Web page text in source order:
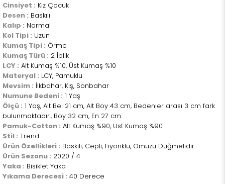
Cinsiyet : Kız Çocuk
Desen : Baskılı
Kalıp : Normal
Kol Tipi : Uzun
Kumaş Tipi : Örme
Kumaş Türü : 2 İplik
LCY : Alt Kumaş %10, Üst Kumaş %10
Materyal : LCY, Pamuklu
Mevsim : İlkbahar, Kış, Sonbahar
Numune Bedeni : 1 Yaş
Ölçü : 1 Yaş, Alt Bel 21 cm, Alt Boy 43 cm, Bedenler arası 3 cm fark
bulunmaktadır., Boy 32 cm, En 27 cm
Pamuk-Cotton : Alt Kumaş %90, Üst Kumaş %90
Stil : Trend
Ürün Özellikleri : Baskılı, Cepli, Fiyonklu, Omuzu Düğmelidir
Ürün Sezonu : 2020 / 4
Yaka : Bisiklet Yaka
Yıkama Derecesi : 40 Derece